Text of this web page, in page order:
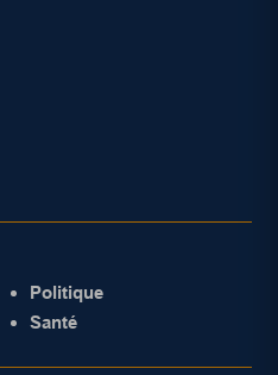
Politique
Santé